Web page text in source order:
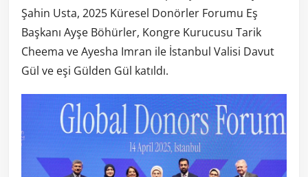
Şahin Usta, 2025 Küresel Donörler Forumu Eş
Başkanı Ayşe Böhürler, Kongre Kurucusu Tarik
Cheema ve Ayesha Imran ile İstanbul Valisi Davut
Gül ve eşi Gülden Gül katıldı.